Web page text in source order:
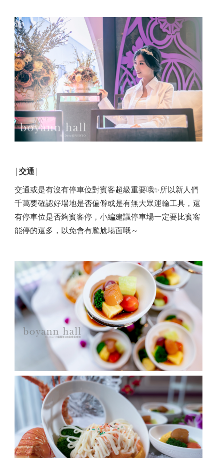
交通
交通或是有沒有停車位對賓客超級重要哦✨所以新人們
千萬要確認好場地是否偏僻或是有無大眾運輸工具，還
有停車位是否夠賓客停，小編建議停車場一定要比賓客
能停的還多，以免會有尷尬場面哦～